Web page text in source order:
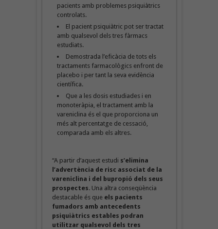
pacients amb problemes psiquiàtrics
controlats.
El pacient psiquiàtric pot ser tractat
amb qualsevol dels tres fàrmacs
estudiats.
Demostrada l’eficàcia de tots els
tractaments farmacològics enfront de
placebo i per tant la seva evidència
científica.
Que a les dosis estudiades i en
monoteràpia, el tractament amb la
vareniclina és el que proporciona un
més alt percentatge de cessació,
comparada amb els altres.
“A partir d’aquest estudi s’elimina
l’advertència de risc associat de la
vareniclina i del bupropió dels seus
prospectes. Una altra conseqüència
destacable és que els pacients
fumadors amb antecedents
psiquiàtrics estables podran
utilitzar qualsevol dels tres